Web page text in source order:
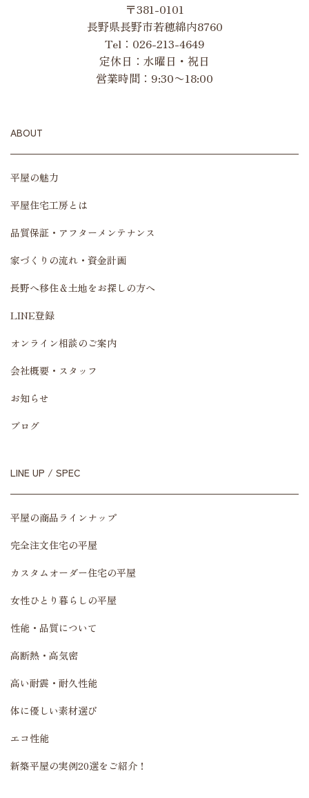
〒381-0101
長野県長野市若穂綿内8760
Tel： 026-213-4649
定休日：水曜日・祝日
営業時間：9:30〜18:00
ABOUT
平屋の魅力
平屋住宅工房とは
品質保証・アフターメンテナンス
家づくりの流れ・資金計画
長野へ移住＆土地をお探しの方へ
LINE登録
オンライン相談のご案内
会社概要・スタッフ
お知らせ
ブログ
LINE UP / SPEC
平屋の商品ラインナップ
完全注文住宅の平屋
カスタムオーダー住宅の平屋
女性ひとり暮らしの平屋
性能・品質について
高断熱・高気密
高い耐震・耐久性能
体に優しい素材選び
エコ性能
新築平屋の実例20選をご紹介！